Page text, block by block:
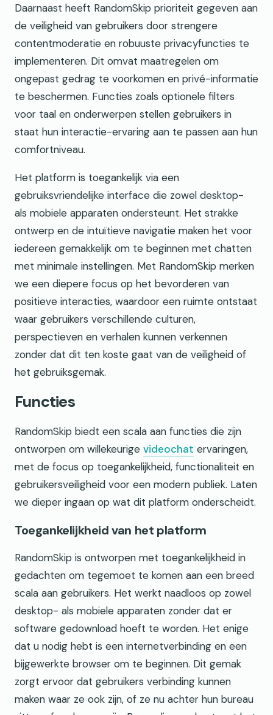
Daarnaast heeft RandomSkip prioriteit gegeven aan
de veiligheid van gebruikers door strengere
contentmoderatie en robuuste privacyfuncties te
implementeren. Dit omvat maatregelen om
ongepast gedrag te voorkomen en privé-informatie
te beschermen. Functies zoals optionele filters
voor taal en onderwerpen stellen gebruikers in
staat hun interactie-ervaring aan te passen aan hun
comfortniveau.
Het platform is toegankelijk via een
gebruiksvriendelijke interface die zowel desktop-
als mobiele apparaten ondersteunt. Het strakke
ontwerp en de intuïtieve navigatie maken het voor
iedereen gemakkelijk om te beginnen met chatten
met minimale instellingen. Met RandomSkip merken
we een diepere focus op het bevorderen van
positieve interacties, waardoor een ruimte ontstaat
waar gebruikers verschillende culturen,
perspectieven en verhalen kunnen verkennen
zonder dat dit ten koste gaat van de veiligheid of
het gebruiksgemak.
Functies
RandomSkip biedt een scala aan functies die zijn
ontworpen om willekeurige videochat ervaringen,
met de focus op toegankelijkheid, functionaliteit en
gebruikersveiligheid voor een modern publiek. Laten
we dieper ingaan op wat dit platform onderscheidt.
Toegankelijkheid van het platform
RandomSkip is ontworpen met toegankelijkheid in
gedachten om tegemoet te komen aan een breed
scala aan gebruikers. Het werkt naadloos op zowel
desktop- als mobiele apparaten zonder dat er
software gedownload hoeft te worden. Het enige
dat u nodig hebt is een internetverbinding en een
bijgewerkte browser om te beginnen. Dit gemak
zorgt ervoor dat gebruikers verbinding kunnen
maken waar ze ook zijn, of ze nu achter hun bureau